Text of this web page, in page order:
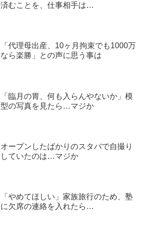
済むことを、仕事相手は…
「代理母出産、10ヶ月拘束でも1000万
なら楽勝」との声に思う事は
「臨月の胃、何も入らんやないか」模
型の写真を見たら…マジか
オープンしたばかりのスタバで自撮り
していたのは…マジか
「やめてほしい」家族旅行のため、塾
に欠席の連絡を入れたら…